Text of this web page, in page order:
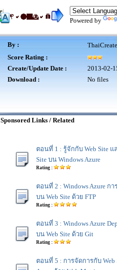
Powered by
By :
Score Rating :
Create/Update Date :
2013-02-
Download :
No files
Sponsored Links / Related
ตอนที่ 1 : รู้จักกับ Web Site แ
Site บน Windows Azure
Rating :
ตอนที่ 2 : Windows Azure ก
บน Web Site ด้วย FTP
Rating :
ตอนที่ 3 : Windows Azure
บน Web Site ด้วย Git
Rating :
ตอนที่ 5 : การจัดการกับ Web